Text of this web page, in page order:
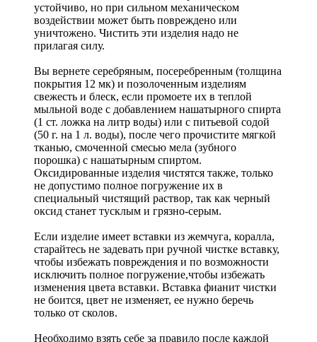
устойчиво, но при сильном механическом
воздействии может быть повреждено или
уничтожено. Чистить эти изделия надо не
прилагая силу.
Вы вернете серебряным, посеребренным (толщина
покрытия 12 мк) и позолоченным изделиям
свежесть и блеск, если промоете их в теплой
мыльной воде с добавлением нашатырного спирта
(1 ст. ложка на литр воды) или с питьевой содой
(50 г. на 1 л. воды), после чего прочистите мягкой
тканью, смоченной смесью мела (зубного
порошка) с нашатырным спиртом.
Оксидированные изделия чистятся также, только
не допустимо полное погружение их в
специальный чистящий раствор, так как черный
оксид станет тусклым и грязно-серым.
Если изделие имеет вставки из жемчуга, коралла,
старайтесь не задевать при ручной чистке вставку,
чтобы избежать повреждения и по возможности
исключить полное погружение,чтобы избежать
изменения цвета вставки. Вставка фианит чистки
не боится, цвет не изменяет, ее нужно беречь
только от сколов.
Необходимо взять себе за правило после каждой